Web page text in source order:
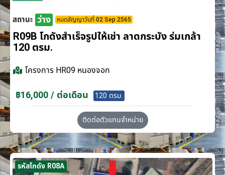
สถานะ ว่าง หมดสัญญาวันที่ 02 Sep 2565
R09B โกดังสำเร็จรูปให้เช่า ลาดกระบัง​ ร่มเกล้า
120 ตรม.
โครงการ HR09 หนองจอก
฿16,000 / ต่อเดือน 120 ตรม.
ติดต่อตัวแทนจำหน่าย
รหัสโกดัง R08A